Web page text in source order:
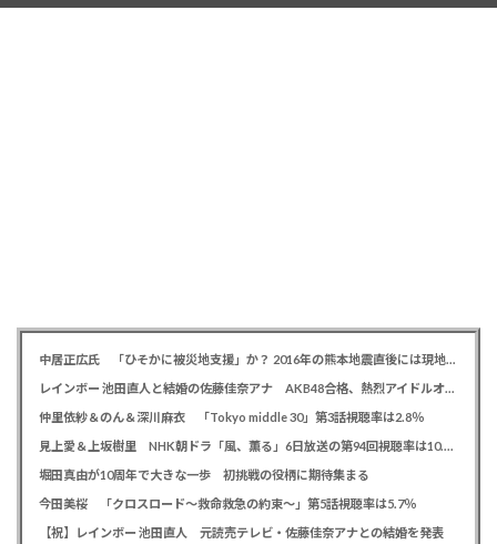
中居正広氏 「ひそかに被災地支援」か？ 2016年の熊本地震直後には現地で炊き出し 親友・松本人志の闘病に心を痛め、頻繁に連絡も
レインボー 池田直人と結婚の佐藤佳奈アナ AKB48合格、熱烈アイドルオタク「さかなちゃん」として人気に、7月末に読売テレビ退社
仲里依紗＆のん＆深川麻衣 「Tokyo middle 30」第3話視聴率は2.8％
見上愛＆上坂樹里 NHK朝ドラ「風、薫る」6日放送の第94回視聴率は10.4％
堀田真由が10周年で大きな一歩 初挑戦の役柄に期待集まる
今田美桜 「クロスロード～救命救急の約束～」第5話視聴率は5.7％
【祝】レインボー 池田直人 元読売テレビ・佐藤佳奈アナとの結婚を発表